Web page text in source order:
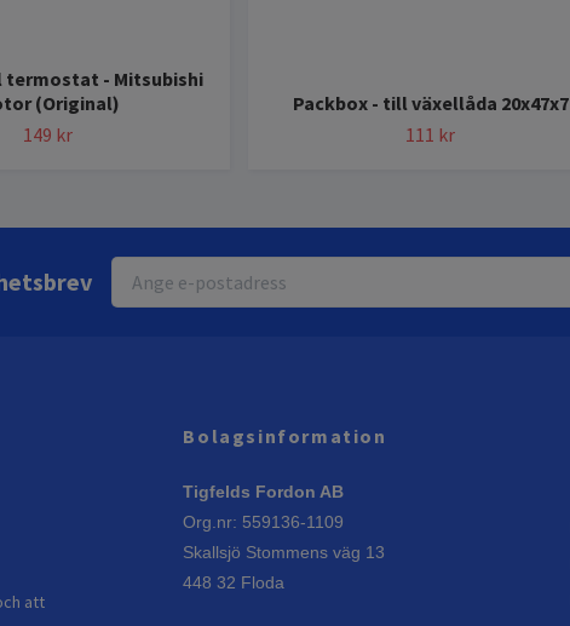
termostat - Mitsubishi
(Original)
149 kr
Packbox - till växellåda 20x47x7
111 kr
att
Bolagsinformation
Tigfelds Fordon AB
Org.nr: 559136-1109
Skallsjö Stommens väg 13
448 32 Floda